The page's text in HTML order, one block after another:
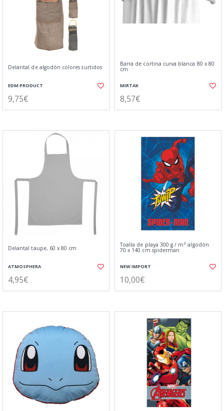
Delantal de algodón colores surtidos
EDM PRODUCT
9,75€
Barra de cortina curva blanca 80 x 80
cm
MIRTAK
8,57€
Delantal taupe, 60 x 80 cm
ATMOSPHERA
4,95€
Toalla de playa 300 g / m² algodón
70 x 140 cm spiderman
NEW IMPORT
10,00€